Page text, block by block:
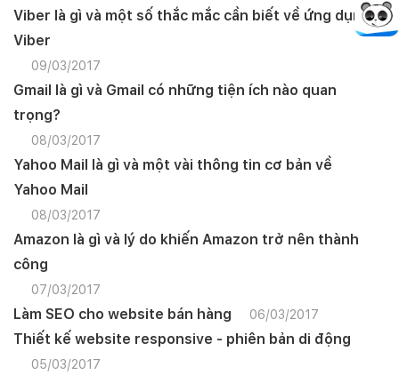
Viber là gì và một số thắc mắc cần biết về ứng dụng
Viber
09/03/2017
Gmail là gì và Gmail có những tiện ích nào quan
trọng?
08/03/2017
Yahoo Mail là gì và một vài thông tin cơ bản về
Yahoo Mail
08/03/2017
Amazon là gì và lý do khiến Amazon trở nên thành
công
07/03/2017
Làm SEO cho website bán hàng 06/03/2017
Thiết kế website responsive - phiên bản di động
05/03/2017